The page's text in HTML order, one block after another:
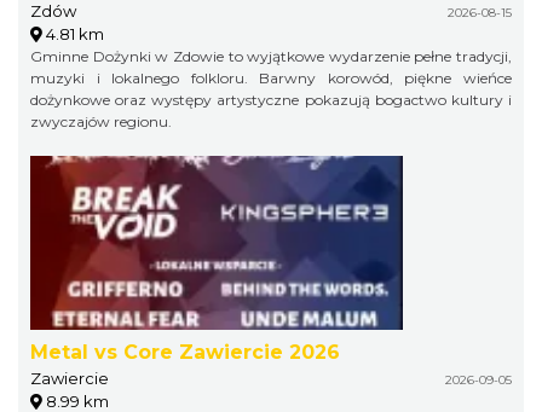
Zdów 2026-08-15
4.81 km
Gminne Dożynki w Zdowie to wyjątkowe wydarzenie pełne tradycji,
muzyki i lokalnego folkloru. Barwny korowód, piękne wieńce
dożynkowe oraz występy artystyczne pokazują bogactwo kultury i
zwyczajów regionu.
Metal vs Core Zawiercie 2026
Zawiercie 2026-09-05
8.99 km